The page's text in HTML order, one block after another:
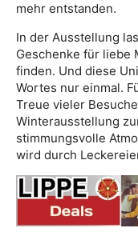
mehr entstanden.
In der Ausstellung
Geschenke für liebe
finden. Und diese
Wortes nur einmal.
Treue vieler
Winterausstellung
stimmungsvolle
wird durch